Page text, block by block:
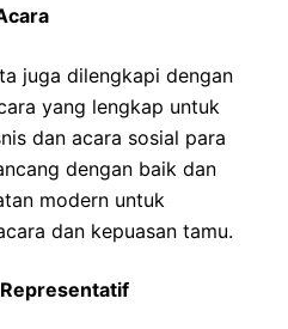
juga dilengkapi dengan
yang lengkap untuk
dan acara sosial para
dengan baik dan
modern untuk
dan kepuasan tamu.